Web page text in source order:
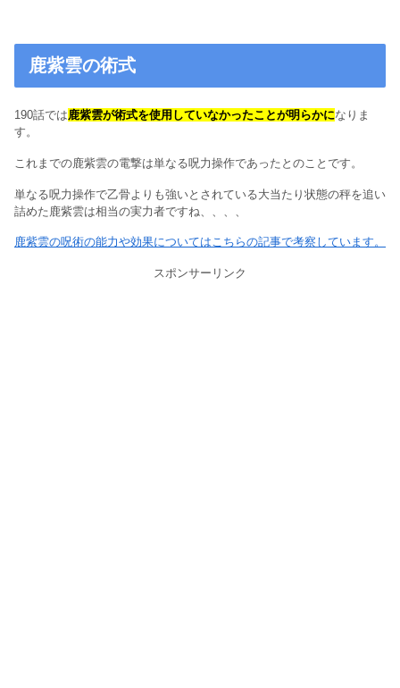
鹿紫雲の術式
190話では鹿紫雲が術式を使用していなかったことが明らかになりま
す。
これまでの鹿紫雲の電撃は単なる呪力操作であったとのことです。
単なる呪力操作で乙骨よりも強いとされている大当たり状態の秤を追い
詰めた鹿紫雲は相当の実力者ですね、、、、
鹿紫雲の呪術の能力や効果についてはこちらの記事で考察しています。
スポンサーリンク